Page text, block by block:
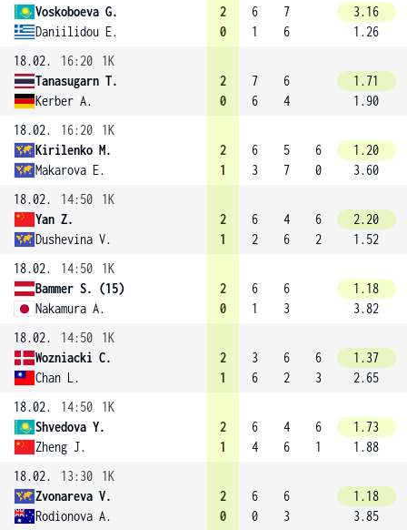
Voskoboeva G.
Daniilidou E.
2
0
6
1
7
6
3.16
1.26
18.02.
16:20
1K
Tanasugarn T.
Kerber A.
2
0
7
6
6
4
1.71
1.90
18.02.
16:20
1K
Kirilenko M.
Makarova E.
2
1
6
3
5
7
6
0
1.20
3.60
18.02.
14:50
1K
Yan Z.
Dushevina V.
2
1
6
2
4
6
6
2
2.20
1.52
18.02.
14:50
1K
Bammer S. (15)
Nakamura A.
2
0
6
1
6
3
1.18
3.82
18.02.
14:50
1K
Wozniacki C.
Chan L.
2
1
3
6
6
2
6
3
1.37
2.65
18.02.
14:50
1K
Shvedova Y.
Zheng J.
2
1
6
4
4
6
6
1
1.73
1.88
18.02.
13:30
1K
Zvonareva V.
Rodionova A.
2
0
6
0
6
3
1.18
3.85